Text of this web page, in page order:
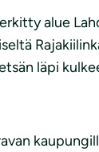
alue
läpi